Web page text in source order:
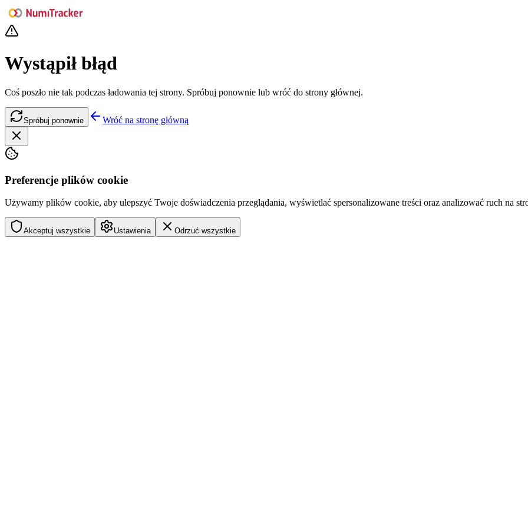
Wystąpił błąd
Coś poszło nie tak podczas ładowania tej strony. Spróbuj ponownie lub wróć do strony głównej.
Spróbuj ponownie Wróć na stronę główną
Preferencje plików cookie
Używamy plików cookie, aby ulepszyć Twoje doświadczenia przeglądania, wyświetlać spersonalizowane treści oraz analizować ruch na
Akceptuj wszystkie Ustawienia Odrzuć wszystkie